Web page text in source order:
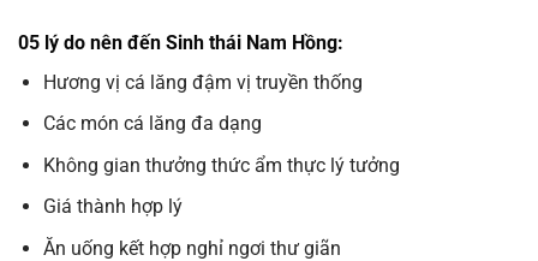
05 lý do nên đến Sinh thái Nam Hồng:
Hương vị cá lăng đậm vị truyền thống
Các món cá lăng đa dạng
Không gian thưởng thức ẩm thực lý tưởng
Giá thành hợp lý
Ăn uống kết hợp nghỉ ngơi thư giãn